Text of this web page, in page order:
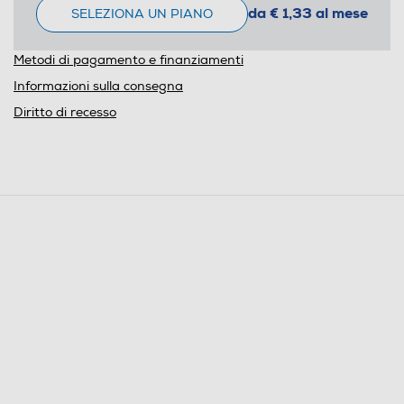
SELEZIONA UN PIANO da € 1,33 al mese
Metodi di pagamento e finanziamenti
Informazioni sulla consegna
Diritto di recesso